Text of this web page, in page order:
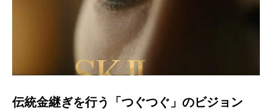
伝統金継ぎを行う「つぐつぐ」のビジョン